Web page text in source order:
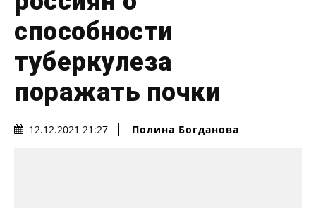
способности
туберкулеза
поражать почки
12.12.2021 21:27 Полина Богданова